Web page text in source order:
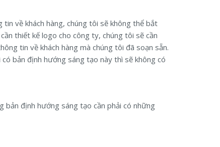
về khách hàng, chúng tôi sẽ không thể bắt
thiết kế logo cho công ty, chúng tôi sẽ cần
tin về khách hàng mà chúng tôi đã soạn sẵn.
bản định hướng sáng tạo này thì sẽ không có
bản định hướng sáng tạo cần phải có những